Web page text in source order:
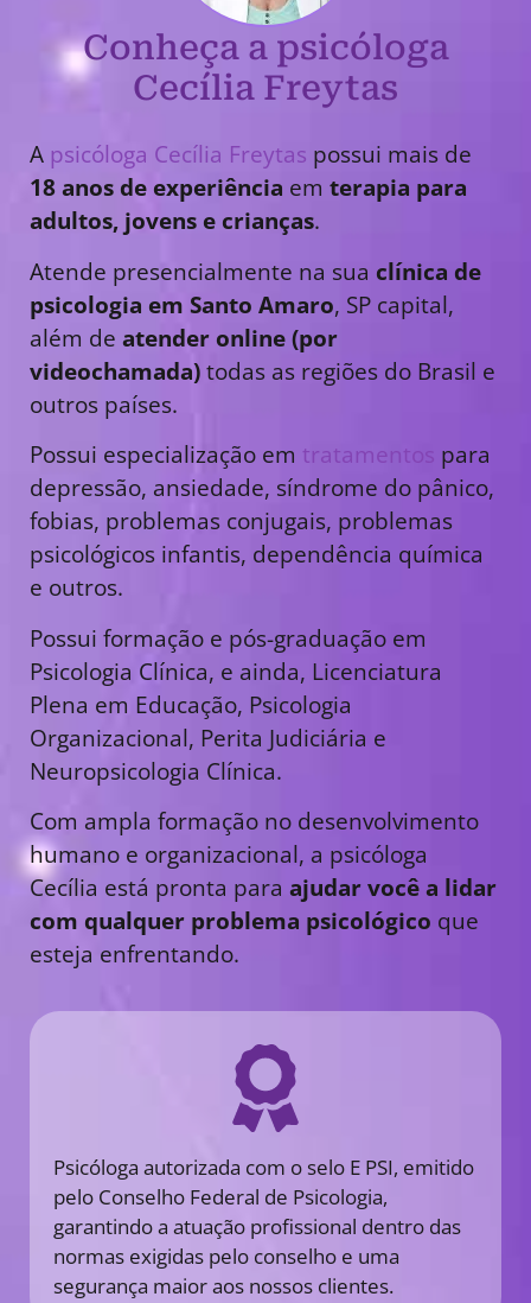
Conheça a psicóloga
Cecília Freytas
A psicóloga Cecília Freytas possui mais de
18 anos de experiência em terapia para
adultos, jovens e crianças.
Atende presencialmente na sua clínica de
psicologia em Santo Amaro, SP capital,
além de atender online (por
videochamada)todas as regiões do Brasil e
outros países.
Possui especialização em tratamentos para
depressão, ansiedade, síndrome do pânico,
fobias, problemas conjugais, problemas
psicológicos infantis, dependência química
e outros.
Possui formação e pós-graduação em
Psicologia Clínica, e ainda, Licenciatura
Plena em Educação, Psicologia
Organizacional, Perita Judiciária e
Neuropsicologia Clínica.
Com ampla formação no desenvolvimento
humano e organizacional, a psicóloga
Cecília está pronta para ajudar você a lidar
com qualquer problema psicológico que
esteja enfrentando.
Psicóloga autorizada com o selo E PSI, emitido
pelo Conselho Federal de Psicologia,
garantindo a atuação profissional dentro das
normas exigidas pelo conselho e uma
segurança maior aos nossos clientes.